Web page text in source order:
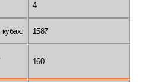
4
1587
160